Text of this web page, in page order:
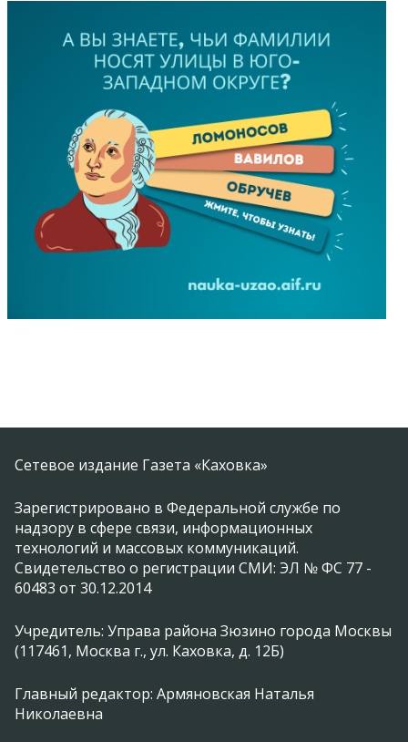
Сетевое издание Газета «Каховка»
Зарегистрировано в Федеральной службе по
надзору в сфере связи, информационных
технологий и массовых коммуникаций.
Свидетельство о регистрации СМИ: ЭЛ № ФС 77 -
60483 от 30.12.2014
Учредитель: Управа района Зюзино города Москвы
(117461, Москва г., ул. Каховка, д. 12Б)
Главный редактор: Армяновская Наталья
Николаевна